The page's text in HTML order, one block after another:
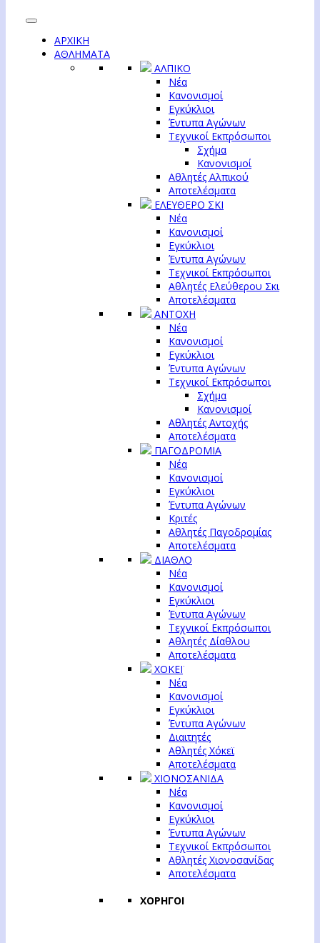
ΑΡΧΙΚΗ
ΑΘΛΗΜΑΤΑ
ΑΛΠΙΚΟ
Νέα
Κανονισμοί
Εγκύκλιοι
Έντυπα Αγώνων
Τεχνικοί Εκπρόσωποι
Σχήμα
Κανονισμοί
Αθλητές Αλπικού
Αποτελέσματα
ΕΛΕΥΘΕΡΟ ΣΚΙ
Νέα
Κανονισμοί
Εγκύκλιοι
Έντυπα Αγώνων
Τεχνικοί Εκπρόσωποι
Αθλητές Ελεύθερου Σκι
Αποτελέσματα
ΑΝΤΟΧΗ
Νέα
Κανονισμοί
Εγκύκλιοι
Έντυπα Αγώνων
Τεχνικοί Εκπρόσωποι
Σχήμα
Κανονισμοί
Αθλητές Αντοχής
Αποτελέσματα
ΠΑΓΟΔΡΟΜΙΑ
Νέα
Κανονισμοί
Εγκύκλιοι
Έντυπα Αγώνων
Κριτές
Αθλητές Παγοδρομίας
Αποτελέσματα
ΔΙΑΘΛΟ
Νέα
Κανονισμοί
Εγκύκλιοι
Έντυπα Αγώνων
Τεχνικοί Εκπρόσωποι
Αθλητές Δίαθλου
Αποτελέσματα
ΧΟΚΕΪ
Νέα
Κανονισμοί
Εγκύκλιοι
Έντυπα Αγώνων
Διαιτητές
Αθλητές Χόκεϊ
Αποτελέσματα
ΧΙΟΝΟΣΑΝΙΔΑ
Νέα
Κανονισμοί
Εγκύκλιοι
Έντυπα Αγώνων
Τεχνικοί Εκπρόσωποι
Αθλητές Χιονοσανίδας
Αποτελέσματα
ΧΟΡΗΓΟΙ